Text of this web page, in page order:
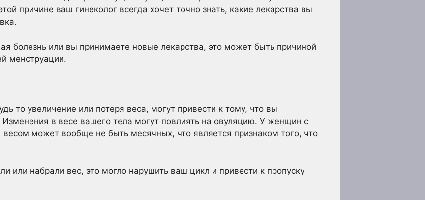
причине ваш гинеколог всегда хочет точно знать, какие лекарства вы
болезнь или вы принимаете новые лекарства, это может быть причиной
менструации.
то увеличение или потеря веса, могут привести к тому, что вы
в весе вашего тела могут повлиять на овуляцию. У женщин с
может вообще не быть месячных, что является признаком того, что
или набрали вес, это могло нарушить ваш цикл и привести к пропуску